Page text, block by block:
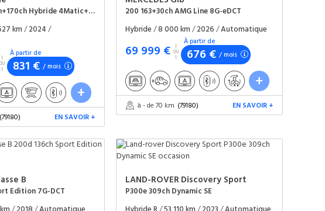
53e AMG 449ch+170ch Hybride 4Matic+ 9G-Speedshift TCT
km/2024/
À partir de
831 € / mois
(79180) EN SAVOIR +
200 163+30ch AMG Line 8G-eDCT
Hybride/8 000 km/2026/Automatique
69 999 €
À partir de
676 € / mois
à - de 70 km (79180) EN SAVOIR +
B
Edition 7G-DCT
LAND-ROVERDiscovery Sport
P300e 309ch Dynamic SE